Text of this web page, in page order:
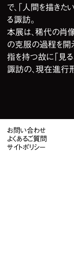
で、「人間を描きた
る諏訪。
本展は、稀代の肖
の克服の過程を開
指を持つ故に「見る
諏訪の、現在進行
お問い合わせ
よくあるご質問
サイトポリシー